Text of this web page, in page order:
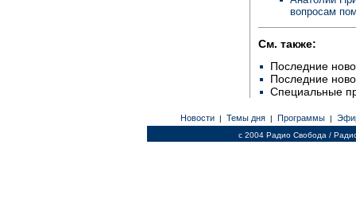
вопросам
См. также:
Последние
Последние
Специальные
Новости | Темы дня | Программы |
c 2004 Радио Свобода /